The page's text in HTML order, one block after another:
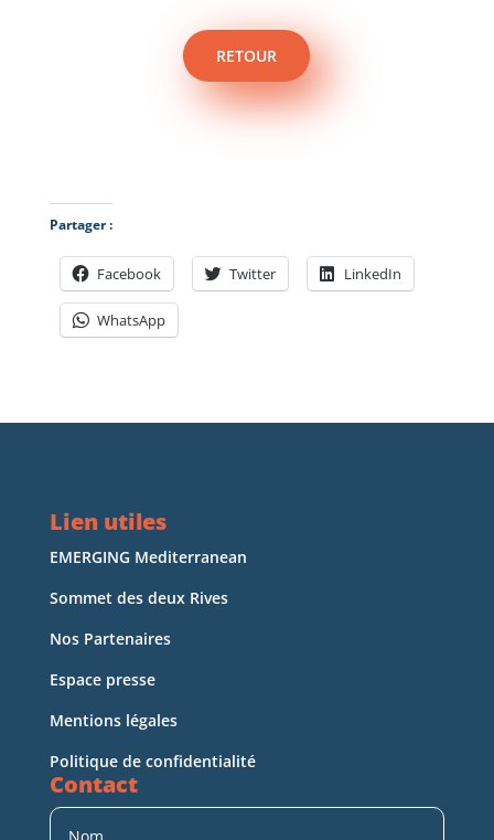
RETOUR
Partager :
Facebook Twitter LinkedIn
WhatsApp
Lien utiles
EMERGING Mediterranean
Sommet des deux Rives
Nos Partenaires
Espace presse
Mentions légales
Politique de confidentialité
Contact